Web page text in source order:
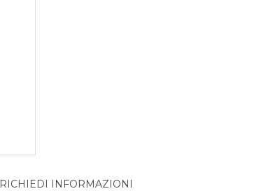
RICHIEDI INFORMAZIONI